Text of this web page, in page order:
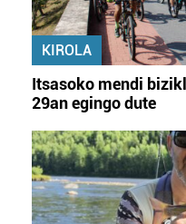
KIROLA
Itsasoko mendi
29an egingo dute